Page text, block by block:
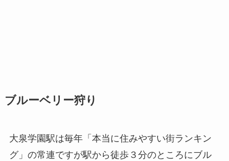
ブルーベリー狩り
大泉学園駅は毎年「本当に住みやすい街ランキン
グ」の常連ですが駅から徒歩３分のところにブル